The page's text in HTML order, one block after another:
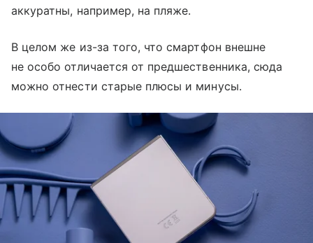
аккуратны, например, на пляже.
В целом же из-за того, что смартфон внешне
не особо отличается от предшественника, сюда
можно отнести старые плюсы и минусы.